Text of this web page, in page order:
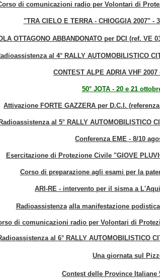
di comunicazioni radio per Volontari di
"TRA CIELO E TERRA - CHIOGGIA 2007" -
OTTAGONO ABBANDONATO per DCI (ref. VE
al 4° RALLY AUTOMOBILISTICO
CONTEST ALPE ADRIA VHF
50° JOTA - 20 e 21
Attivazione FORTE GAZZERA per D.C.I.
Radioassistenza al 5° RALLY AUTOMOBILISTICO
Conferenza EME - 8/10
Esercitazione di Protezione Civile "GIOVE
Corso di preparazione agli esami per la
ARI-RE - intervento per il sisma a
Radioassistenza alla manifestazione
di comunicazioni radio per Volontari di
al 6° RALLY AUTOMOBILISTICO
Una giornata sul
Contest delle Province Italiane